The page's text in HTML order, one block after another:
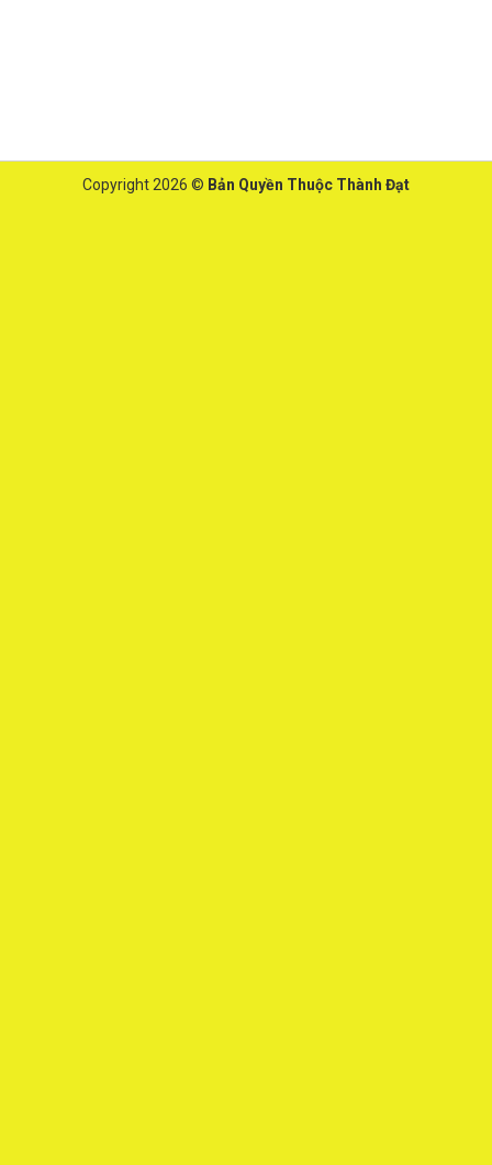
Copyright 2026 © Bản Quyền Thuộc Thành Đạt